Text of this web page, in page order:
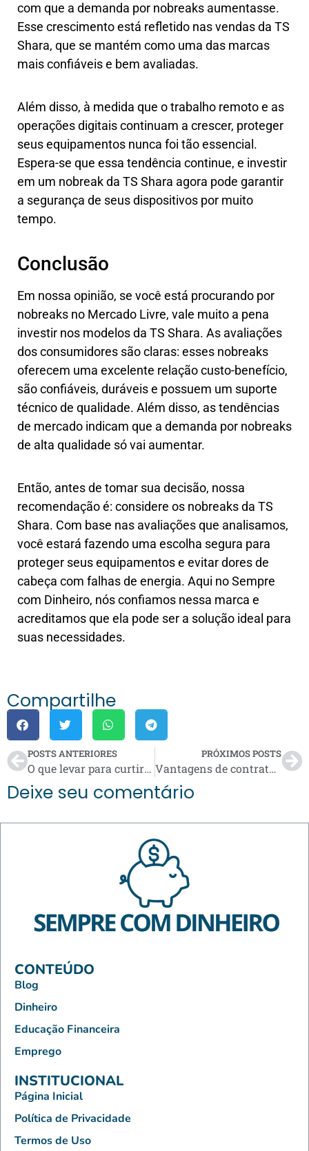
com que a demanda por nobreaks aumentasse.
Esse crescimento está refletido nas vendas da TS
Shara, que se mantém como uma das marcas
mais confiáveis e bem avaliadas.
Além disso, à medida que o trabalho remoto e as
operações digitais continuam a crescer, proteger
seus equipamentos nunca foi tão essencial.
Espera-se que essa tendência continue, e investir
em um nobreak da TS Shara agora pode garantir
a segurança de seus dispositivos por muito
tempo.
Conclusão
Em nossa opinião, se você está procurando por
nobreaks no Mercado Livre, vale muito a pena
investir nos modelos da TS Shara. As avaliações
dos consumidores são claras: esses nobreaks
oferecem uma excelente relação custo-benefício,
são confiáveis, duráveis e possuem um suporte
técnico de qualidade. Além disso, as tendências
de mercado indicam que a demanda por nobreaks
de alta qualidade só vai aumentar.
Então, antes de tomar sua decisão, nossa
recomendação é: considere os nobreaks da TS
Shara. Com base nas avaliações que analisamos,
você estará fazendo uma escolha segura para
proteger seus equipamentos e evitar dores de
cabeça com falhas de energia. Aqui no Sempre
com Dinheiro, nós confiamos nessa marca e
acreditamos que ela pode ser a solução ideal para
suas necessidades.
Compartilhe
POSTS ANTERIORES
O que levar para curtir cachoeiras em Bonito?
PRÓXIMOS POSTS
Vantagens de contratar ambulância particular para um evento de fim de ano
Deixe seu comentário
CONTEÚDO
Blog
Dinheiro
Educação Financeira
Emprego
INSTITUCIONAL
Página Inicial
Política de Privacidade
Termos de Uso